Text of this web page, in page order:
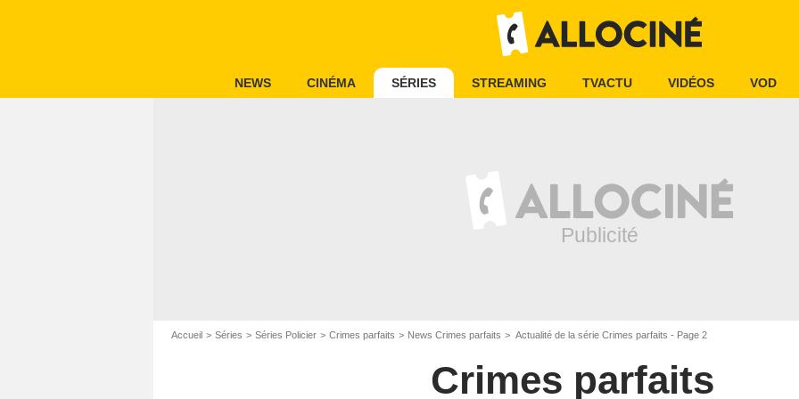
NEWS CINÉMA SÉRIES STREAMING TVACTU VIDÉOS VOD
Accueil Séries Séries Policier Crimes parfaits News Crimes parfaits Actualité de la série Crimes parfaits - Page 2
Crimes parfaits